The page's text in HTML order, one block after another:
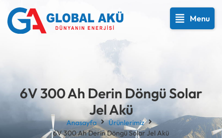
Menu
6V 300 Ah Derin Döngü Solar
Jel Akü
Anasayfa
Ürünlerimiz
6V 300 Ah Derin Döngü Solar Jel Akü